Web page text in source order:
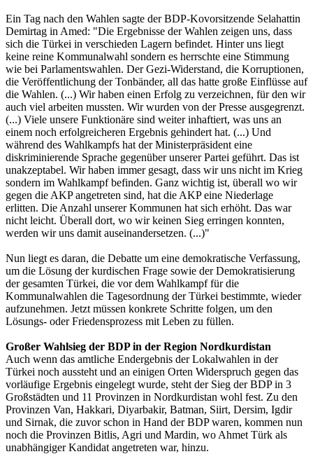
Ein Tag nach den Wahlen sagte der BDP-Kovorsitzende Selahattin
Demirtag in Amed: "Die Ergebnisse der Wahlen zeigen uns, dass
sich die Türkei in verschieden Lagern befindet. Hinter uns liegt
keine reine Kommunalwahl sondern es herrschte eine Stimmung
wie bei Parlamentswahlen. Der Gezi-Widerstand, die Korruptionen,
die Veröffentlichung der Tonbänder, all das hatte große Einflüsse auf
die Wahlen. (...) Wir haben einen Erfolg zu verzeichnen, für den wir
auch viel arbeiten mussten. Wir wurden von der Presse ausgegrenzt.
(...) Viele unsere Funktionäre sind weiter inhaftiert, was uns an
einem noch erfolgreicheren Ergebnis gehindert hat. (...) Und
während des Wahlkampfs hat der Ministerpräsident eine
diskriminierende Sprache gegenüber unserer Partei geführt. Das ist
unakzeptabel. Wir haben immer gesagt, dass wir uns nicht im Krieg
sondern im Wahlkampf befinden. Ganz wichtig ist, überall wo wir
gegen die AKP angetreten sind, hat die AKP eine Niederlage
erlitten. Die Anzahl unserer Kommunen hat sich erhöht. Das war
nicht leicht. Überall dort, wo wir keinen Sieg erringen konnten,
werden wir uns damit auseinandersetzen. (...)"
Nun liegt es daran, die Debatte um eine demokratische Verfassung,
um die Lösung der kurdischen Frage sowie der Demokratisierung
der gesamten Türkei, die vor dem Wahlkampf für die
Kommunalwahlen die Tagesordnung der Türkei bestimmte, wieder
aufzunehmen. Jetzt müssen konkrete Schritte folgen, um den
Lösungs- oder Friedensprozess mit Leben zu füllen.
Großer Wahlsieg der BDP in der Region Nordkurdistan
Auch wenn das amtliche Endergebnis der Lokalwahlen in der
Türkei noch aussteht und an einigen Orten Widerspruch gegen das
vorläufige Ergebnis eingelegt wurde, steht der Sieg der BDP in 3
Großstädten und 11 Provinzen in Nordkurdistan wohl fest. Zu den
Provinzen Van, Hakkari, Diyarbakir, Batman, Siirt, Dersim, Igdir
und Sirnak, die zuvor schon in Hand der BDP waren, kommen nun
noch die Provinzen Bitlis, Agri und Mardin, wo Ahmet Türk als
unabhängiger Kandidat angetreten war, hinzu.